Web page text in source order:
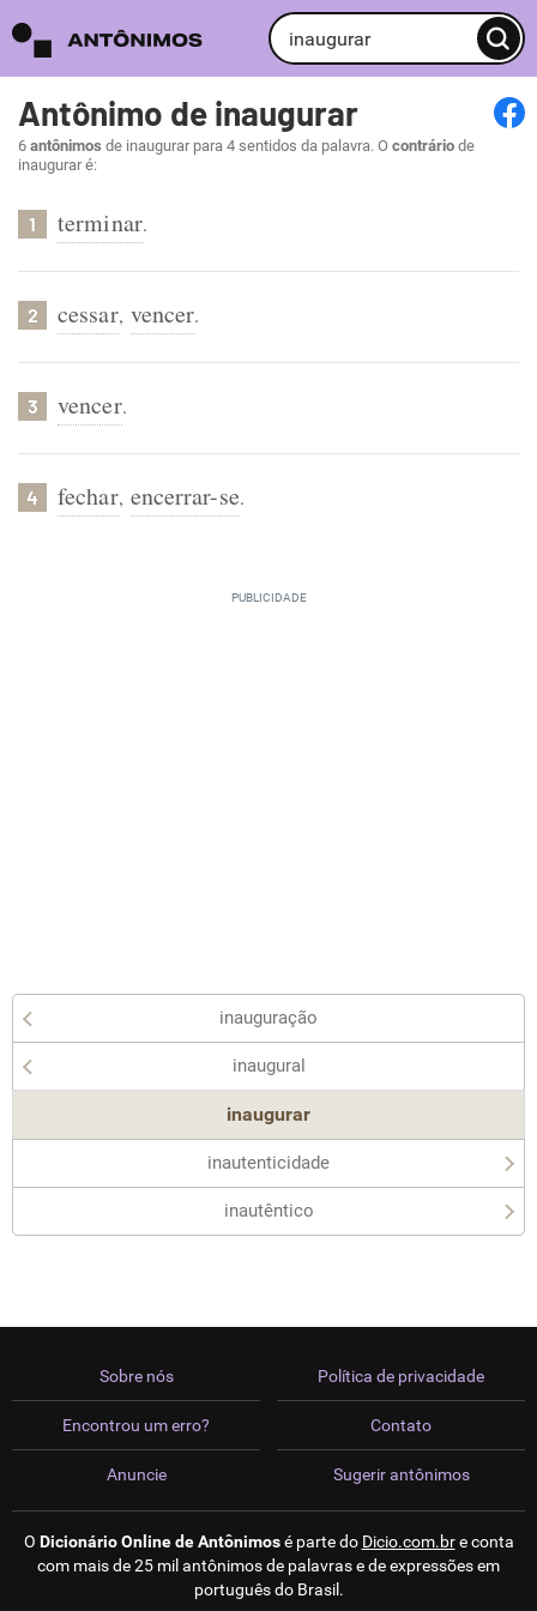
Antônimo de inaugurar
6 antônimos de inaugurar para 4 sentidos da palavra. O contrário de
inaugurar é:
1 terminar.
2 cessar, vencer.
3 vencer.
4 fechar, encerrar-se.
inauguração
inaugural
inaugurar
inautenticidade
inautêntico
Sobre nós
Encontrou um erro?
Anuncie
Política de privacidade
Contato
Sugerir antônimos
O Dicionário Online de Antônimosé parte do Dicio.com.bre conta
com mais de 25 mil antônimos de palavras e de expressões em
português do Brasil.